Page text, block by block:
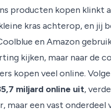
producten kopen klinkt
kras achterop, en jij
en Amazon
kijken, maar naar de
kopen veel online.
miljard online uit,
maar een vast onderdeel